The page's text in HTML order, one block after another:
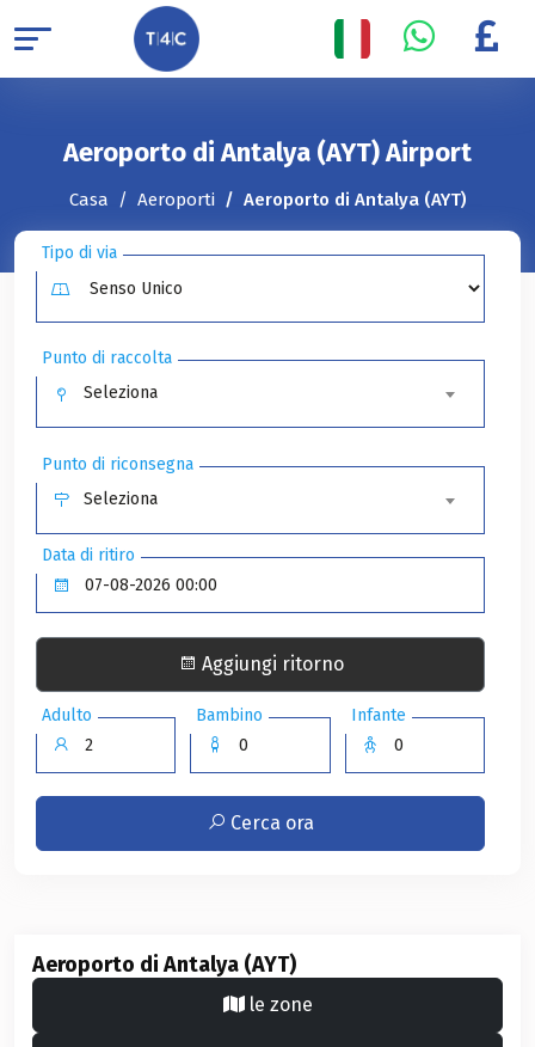
Aeroporto di Antalya (AYT) Airport
Casa Aeroporti Aeroporto di Antalya (AYT)
Tipo di via
Punto di raccolta
Seleziona
Punto di riconsegna
Seleziona
Data di ritiro
Aggiungi ritorno
Adulto Bambino Infante
Cerca ora
Aeroporto di Antalya (AYT)
le zone